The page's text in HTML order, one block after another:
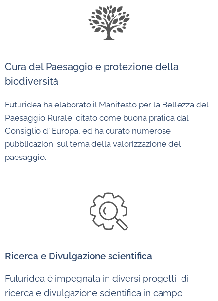
Cura del Paesaggio e protezione della
biodiversità
Futuridea ha elaborato il Manifesto per la Bellezza del
Paesaggio Rurale, citato come buona pratica dal
Consiglio d' Europa, ed ha curato numerose
pubblicazioni sul tema della valorizzazione del
paesaggio.
Ricerca e Divulgazione scientifica
Futuridea è impegnata in diversi progetti di
ricerca e divulgazione scientifica in campo